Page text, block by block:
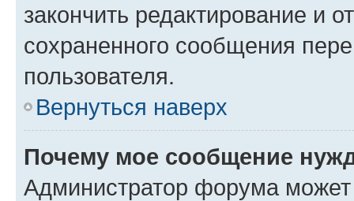
закончить редактирование и
сохраненного сообщения
пользователя.
Вернуться наверх
Почему мое сообщение
Администратор форума